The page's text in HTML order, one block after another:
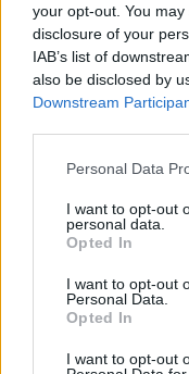
your opt-out. You
disclosure of your
IAB’s list of
also be disclosed by
Downstream
Please note that this
not limited to your
grant or deny
use your data for
consent section.
Personal Data
I want to opt-out
personal data.
Opted In
I want to opt-out
Personal Data.
Opted In
I want to opt-out
πλευρόόσων
στρατιωτικών
αποφασιστικότητα
βοήθειας»,
ΑΣΕΠ:
μόνο 2